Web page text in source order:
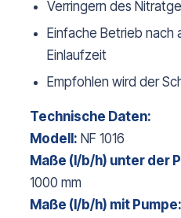
Verringern des
Einfache Betrieb nach
Einlaufzeit
Empfohlen wird der
Technische Daten:
Modell: NF 1016
Maße (l/b/h) unter der
1000 mm
Maße (l/b/h) mit Pumpe: